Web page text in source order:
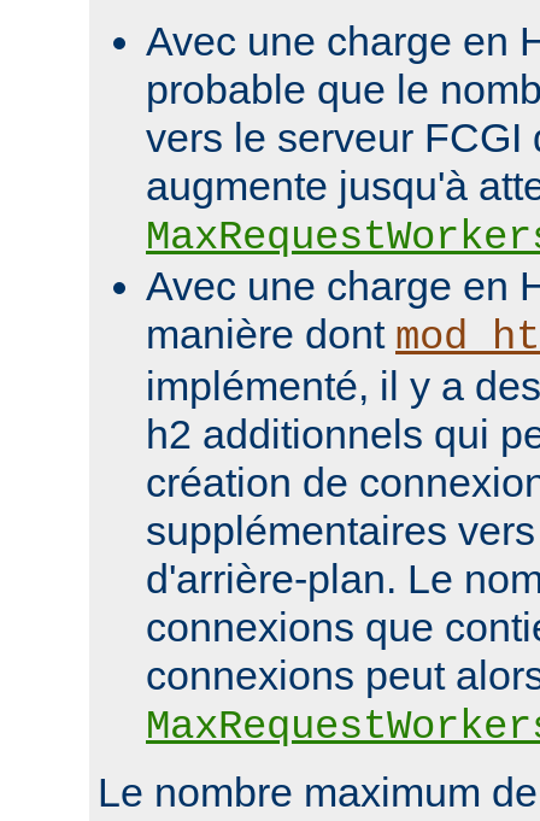
Avec une charge en
probable que le
vers le serveur FCGI
augmente jusqu'à
Avec une charge en
manière dont
implémenté, il y a
h2 additionnels qui
création de
supplémentaires
d'arrière-plan. Le
connexions que
connexions peut
Le nombre maximum